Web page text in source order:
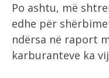
Po ashtu, më
edhe për
ndërsa në raport
karburanteve ka